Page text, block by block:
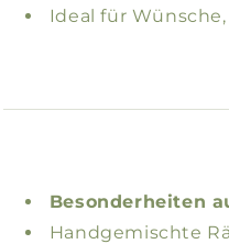
Ideal für
Besonderheiten
Handgemischte